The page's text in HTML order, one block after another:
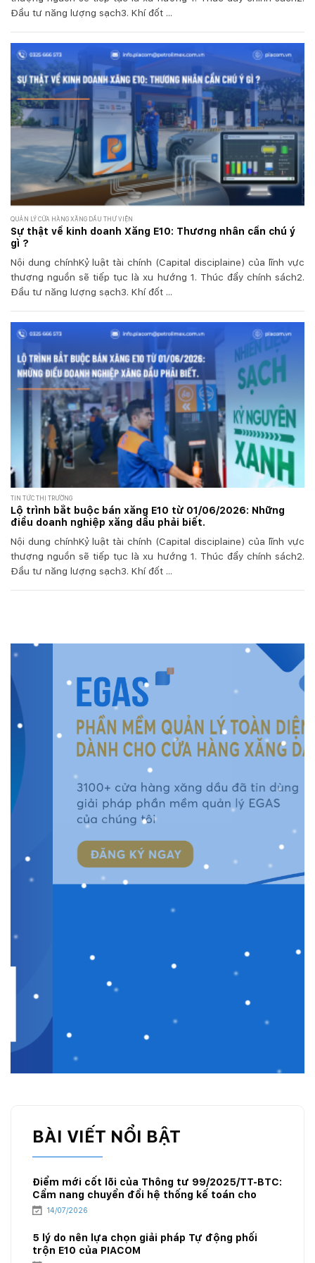
Đầu tư năng lượng sạch3. Khí đốt ...
QUẢN LÝ CỬA HÀNG XĂNG DẦU THƯ VIỆN
Sự thật về kinh doanh Xăng E10: Thương nhân cần chú ý
gì ?
Nội dung chínhKỷ luật tài chính (Capital disciplaine) của lĩnh vực
thượng nguồn sẽ tiếp tục là xu hướng 1. Thúc đẩy chính sách2.
Đầu tư năng lượng sạch3. Khí đốt ...
TIN TỨC THỊ TRƯỜNG
Lộ trình bắt buộc bán xăng E10 từ 01/06/2026: Những
điều doanh nghiệp xăng dầu phải biết.
Nội dung chínhKỷ luật tài chính (Capital disciplaine) của lĩnh vực
thượng nguồn sẽ tiếp tục là xu hướng 1. Thúc đẩy chính sách2.
Đầu tư năng lượng sạch3. Khí đốt ...
BÀI VIẾT NỔI BẬT
Điểm mới cốt lõi của Thông tư 99/2025/TT-BTC:
Cẩm nang chuyển đổi hệ thống kế toán cho
doanh nghiệp xăng dầu
14/07/2026
5 lý do nên lựa chọn giải pháp Tự động phối
trộn E10 của PIACOM